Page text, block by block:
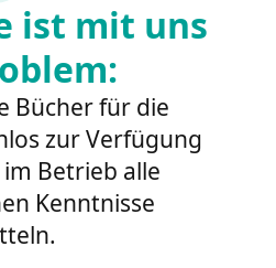
ist mit uns
Bücher für die
zur Verfügung
Betrieb alle
Kenntnisse